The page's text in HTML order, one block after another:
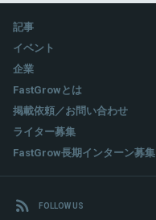
記事
イベント
企業
FastGrowとは
掲載依頼／お問い合わせ
ライター募集
FastGrow長期インターン募集
FOLLOW US